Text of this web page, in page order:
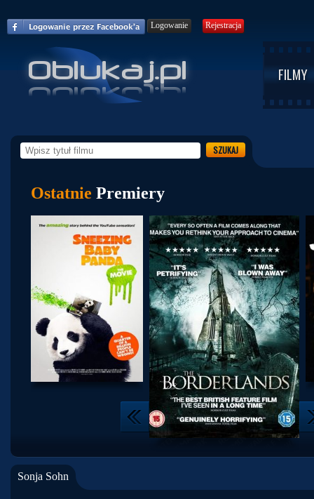
Logowanie Rejestracja
FILMY
Ostatnie Premiery
Sonja Sohn